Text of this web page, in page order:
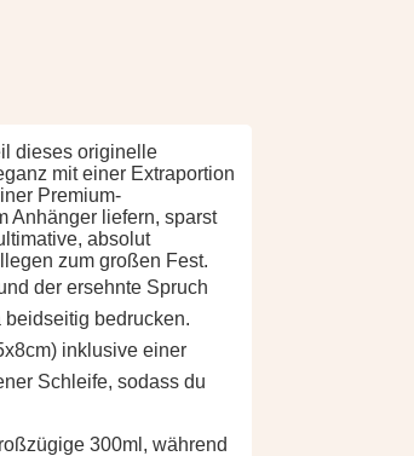
dieses originelle
mit einer Extraportion
Premium-
Anhänger liefern, sparst
absolut
zum großen Fest.
der ersehnte Spruch
beidseitig bedrucken.
inklusive einer
Schleife, sodass du
300ml, während